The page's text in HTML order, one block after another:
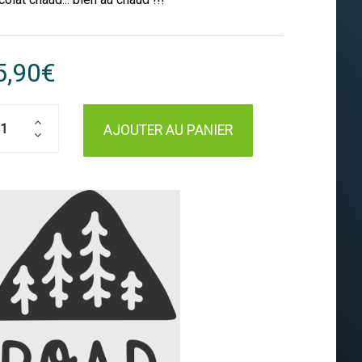
AJOUTER AU PANIER